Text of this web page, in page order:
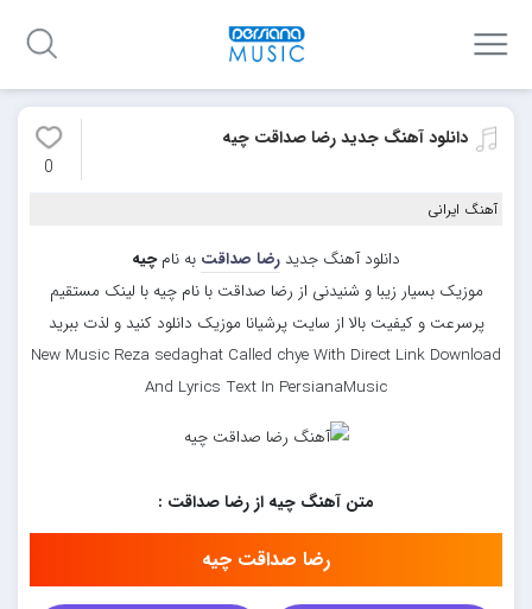
دانلود آهنگ جدید رضا صداقت چیه
0
آهنگ ایرانی
دانلود آهنگ جدید رضا صداقت به نامچیه
موزیک بسیار زیبا و شنیدنی از رضا صداقت با نام چیه با لینک مستقیم
پرسرعت و کیفیت بالا از سایت پرشیانا موزیک دانلود کنید و لذت ببرید
New Music Reza sedaghat Called chye With Direct Link Download
And Lyrics Text In PersianaMusic
متن آهنگ چیه از رضا صداقت :
رضا صداقت چیه